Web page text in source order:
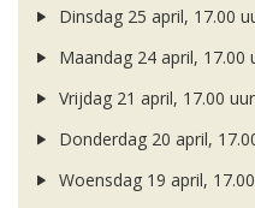
Dinsdag 25 april, 17.00
Maandag 24 april, 17.00
Vrijdag 21 april, 17.00 uur
Donderdag 20 april,
Woensdag 19 april,